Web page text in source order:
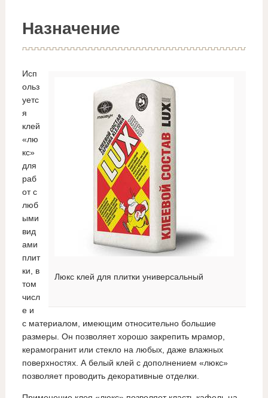
Назначение
Люкс клей для плитки универсальный
Исп
ольз
уетс
я
клей
«лю
кс»
для
раб
от с
люб
ыми
вид
ами
плит
ки, в
том
числ
е и
с материалом, имеющим относительно большие
размеры. Он позволяет хорошо закрепить мрамор,
керамогранит или стекло на любых, даже влажных
поверхностях. А белый клей с дополнением «люкс»
позволяет проводить декоративные отделки.